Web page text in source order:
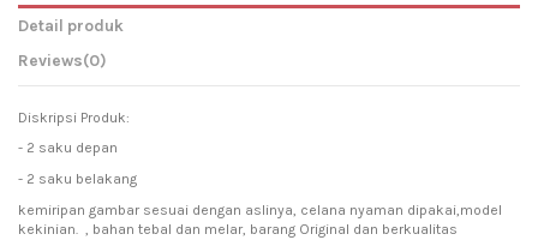
Detail produk
Reviews(0)
Diskripsi Produk:
- 2 saku depan
- 2 saku belakang
kemiripan gambar sesuai dengan aslinya, celana nyaman dipakai,model
kekinian. , bahan tebal dan melar, barang Original dan berkualitas